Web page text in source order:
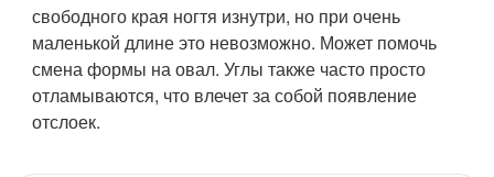
свободного края ногтя изнутри, но при очень
маленькой длине это невозможно. Может помочь
смена формы на овал. Углы также часто просто
отламываются, что влечет за собой появление
отслоек.